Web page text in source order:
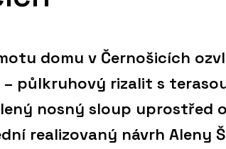
domu v Černošicích
půlkruhový rizalit s
nosný sloup uprostřed
realizovaný návrh Aleny